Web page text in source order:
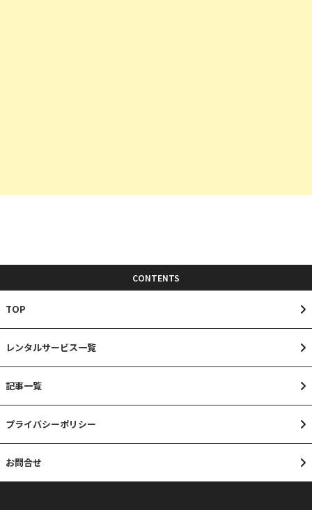
CONTENTS
TOP
レンタルサービス一覧
記事一覧
プライバシーポリシー
お問合せ